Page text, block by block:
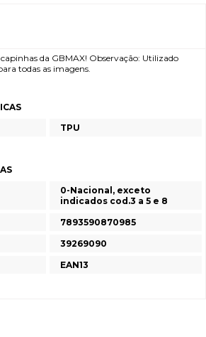
da GBMAX! Observação: Utilizado
todas as imagens.
TPU
0-Nacional, exceto
indicados cod.3 a 5 e 8
7893590870985
39269090
EAN13